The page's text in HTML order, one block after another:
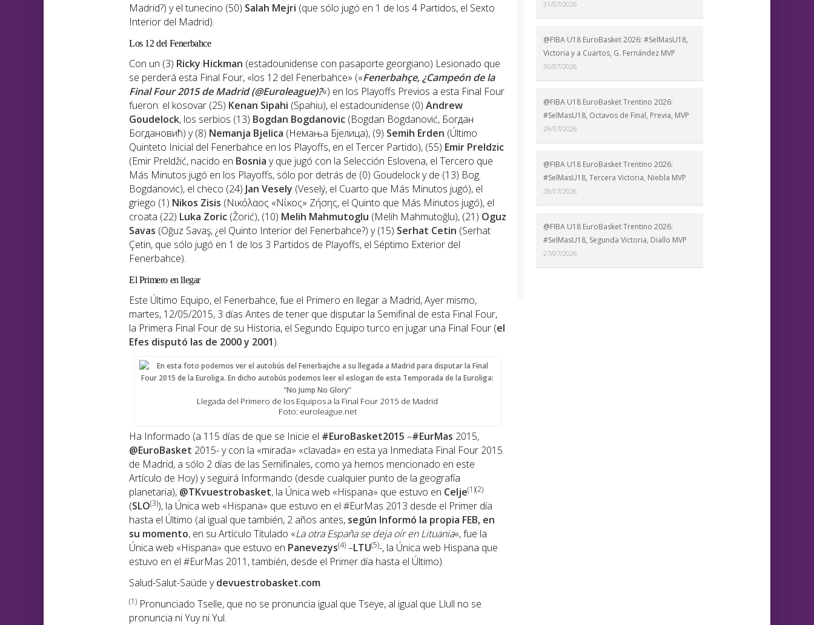
Madrid?) y el tunecino (50) Salah Mejri (que sólo jugó en 1 de los 4 Partidos, el Sexto
Interior del Madrid).
Los 12 del Fenerbahce
Con un (3) Ricky Hickman (estadounidense con pasaporte georgiano) Lesionado que
se perderá esta Final Four, «los 12 del Fenerbahce» («Fenerbahçe, ¿Campeón de la
Final Four 2015 de Madrid (@Euroleague)?«) en los Playoffs Previos a esta Final Four
fueron: el kosovar (25) Kenan Sipahi (Spahiu), el estadounidense (0) Andrew
Goudelock, los serbios (13) Bogdan Bogdanovic (Bogdan Bogdanović, Богдан
Богдановић) y (8) Nemanja Bjelica (Немања Бјелица), (9) Semih Erden (Último
Quinteto Inicial del Fenerbahce en los Playoffs, en el Tercer Partido), (55) Emir Preldzic
(Emir Preldžić, nacido en Bosnia y que jugó con la Selección Eslovena, el Tercero que
Más Minutos jugó en los Playoffs, sólo por detrás de (0) Goudelock y de (13) Bog.
Bogdanovic), el checo (24) Jan Vesely (Veselý, el Cuarto que Más Minutos jugó), el
griego (1) Nikos Zisis (Νικόλαος «Νίκος» Ζήσης, el Quinto que Más Minutos jugó), el
croata (22) Luka Zoric (Žorić), (10) Melih Mahmutoglu (Melih Mahmutoğlu), (21) Oguz
Savas (Oğuz Savaş, ¿el Quinto Interior del Fenerbahce?) y (15) Serhat Cetin (Serhat
Çetin, que sólo jugó en 1 de los 3 Partidos de Playoffs, el Séptimo Exterior del
Fenerbahce).
El Primero en llegar
Este Último Equipo, el Fenerbahce, fue el Primero en llegar a Madrid, Ayer mismo,
martes, 12/05/2015, 3 días Antes de tener que disputar la Semifinal de esta Final Four,
la Primera Final Four de su Historia, el Segundo Equipo turco en jugar una Final Four (el
Efes disputó las de 2000 y 2001).
Llegada del Primero de los Equipos a la Final Four 2015 de Madrid
Foto: euroleague.net
Ha Informado (a 115 días de que se Inicie el #EuroBasket2015 –#EurMas 2015,
@EuroBasket 2015- y con la «mirada» «clavada» en esta ya Inmediata Final Four 2015
de Madrid, a sólo 2 días de las Semifinales, como ya hemos mencionado en este
Artículo de Hoy) y seguirá Informando (desde cualquier punto de la geografía
planetaria), @TKvuestrobasket, la Única web «Hispana» que estuvo en Celje(1)(2)
(SLO(3)), la Única web «Hispana» que estuvo en el #EurMas 2013 desde el Primer día
hasta el Último (al igual que también, 2 años antes, según Informó la propia FEB, en
su momento, en su Artículo Titulado «La otra España se deja oír en Lituania«, fue la
Única web «Hispana» que estuvo en Panevezys(4) –LTU(5)-, la Única web Hispana que
estuvo en el #EurMas 2011, también, desde el Primer día hasta el Último).
Salud-Salut-Saúde ydevuestrobasket.com.
(1) Pronunciado Tselle, que no se pronuncia igual que Tseye, al igual que Llull no se
pronuncia ni Yuy ni Yul.
31/07/2026
@FIBA U18 EuroBasket 2026: #SelMasU18,
Victoria y a Cuartos, G. Fernández MVP
30/07/2026
@FIBA U18 EuroBasket Trentino 2026:
#SelMasU18, Octavos de Final, Previa, MVP
29/07/2026
@FIBA U18 EuroBasket Trentino 2026:
#SelMasU18, Tercera Victoria, Niebla MVP
28/07/2026
@FIBA U18 EuroBasket Trentino 2026:
#SelMasU18, Segunda Victoria, Diallo MVP
27/07/2026